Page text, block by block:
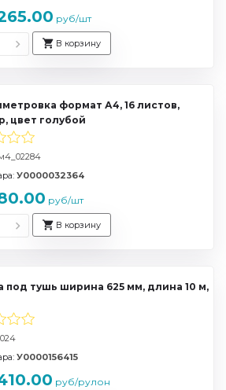
руб/шт
В корзину
формат А4, 16 листов,
цвет голубой
У0000032364
руб/шт
В корзину
под тушь ширина 625 мм, длина 10 м,
У0000156415
руб/рулон